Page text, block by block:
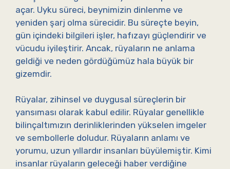
açar. Uyku süreci, beynimizin dinlenme ve
yeniden şarj olma sürecidir. Bu süreçte beyin,
gün içindeki bilgileri işler, hafızayı güçlendirir ve
vücudu iyileştirir. Ancak, rüyaların ne anlama
geldiği ve neden gördüğümüz hala büyük bir
gizemdir.
Rüyalar, zihinsel ve duygusal süreçlerin bir
yansıması olarak kabul edilir. Rüyalar genellikle
bilinçaltımızın derinliklerinden yükselen imgeler
ve sembollerle doludur. Rüyaların anlamı ve
yorumu, uzun yıllardır insanları büyülemiştir. Kimi
insanlar rüyaların geleceği haber verdiğine